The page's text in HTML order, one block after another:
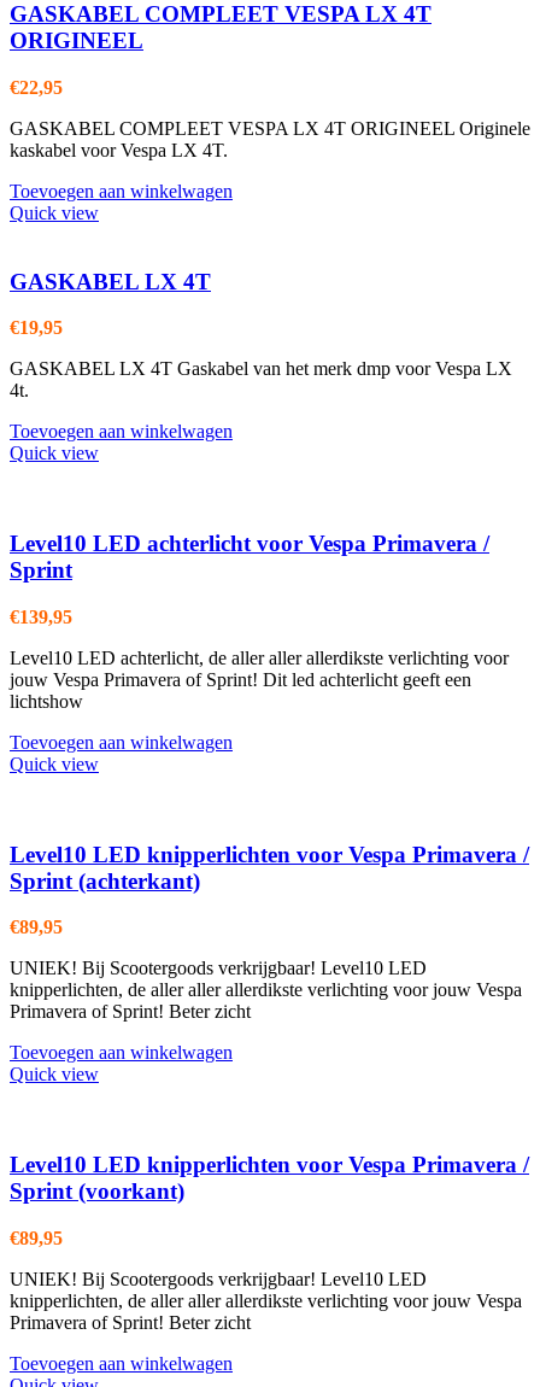
GASKABEL COMPLEET VESPA LX 4T
ORIGINEEL
€22,95
GASKABEL COMPLEET VESPA LX 4T ORIGINEEL Originele
kaskabel voor Vespa LX 4T.
Toevoegen aan winkelwagen
Quick view
GASKABEL LX 4T
€19,95
GASKABEL LX 4T Gaskabel van het merk dmp voor Vespa LX
4t.
Toevoegen aan winkelwagen
Quick view
Level10 LED achterlicht voor Vespa Primavera /
Sprint
€139,95
Level10 LED achterlicht, de aller aller allerdikste verlichting voor
jouw Vespa Primavera of Sprint! Dit led achterlicht geeft een
lichtshow
Toevoegen aan winkelwagen
Quick view
Level10 LED knipperlichten voor Vespa Primavera /
Sprint (achterkant)
€89,95
UNIEK! Bij Scootergoods verkrijgbaar! Level10 LED
knipperlichten, de aller aller allerdikste verlichting voor jouw Vespa
Primavera of Sprint! Beter zicht
Toevoegen aan winkelwagen
Quick view
Level10 LED knipperlichten voor Vespa Primavera /
Sprint (voorkant)
€89,95
UNIEK! Bij Scootergoods verkrijgbaar! Level10 LED
knipperlichten, de aller aller allerdikste verlichting voor jouw Vespa
Primavera of Sprint! Beter zicht
Toevoegen aan winkelwagen